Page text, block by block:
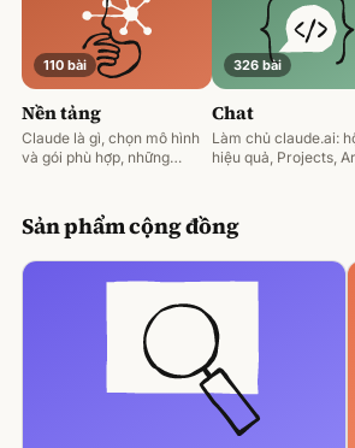
110 bài
Nền tảng
Claude là gì, chọn mô hình
và gói phù hợp, những
326 bài
Chat
Làm chủ claude.ai:
hiệu quả, Projects,
Sản phẩm cộng đồng